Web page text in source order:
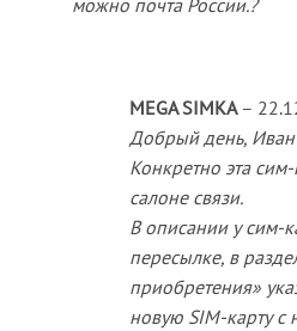
можно почта России.?
MEGA SIMKA –
Добрый день,
Конкретно эта
салоне связи.
В описании у сим-
пересылке, в
приобретения»
новую SIM-карту